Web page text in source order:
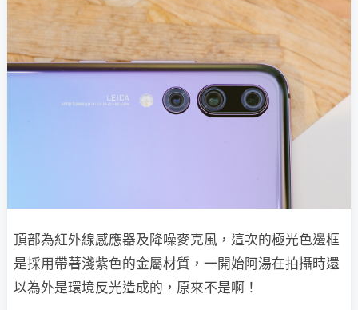
頂部為紅外線感應器及降噪麥克風，這次的極光色邊框
是採用帶著淺紫色的金屬材質，一開始阿湯在拍攝時還
以為外是環境反光造成的，原來不是啊！